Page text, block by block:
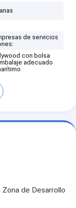
de servicios
con bolsa
adecuado
Zona de Desarrollo